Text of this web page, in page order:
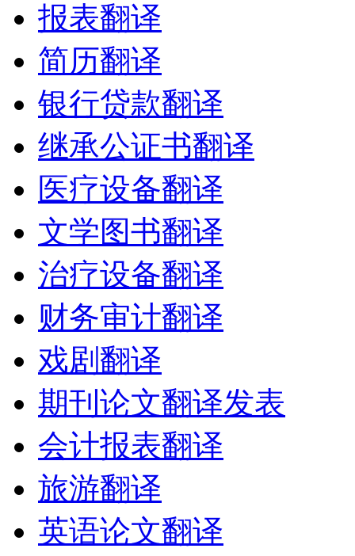
报表翻译
简历翻译
银行贷款翻译
继承公证书翻译
医疗设备翻译
文学图书翻译
治疗设备翻译
财务审计翻译
戏剧翻译
期刊论文翻译发表
会计报表翻译
旅游翻译
英语论文翻译